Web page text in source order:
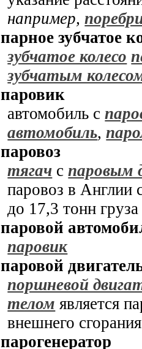
например,
парное зубчатое
зубчатое колесо
зубчатым
паровик
автомобиль с
автомобиль,
паровоз
тягач спаровым
паровоз в Англии
до 17,3 тонн
паровой
паровик
паровой
поршневой
телом является
внешнего
парогенератор